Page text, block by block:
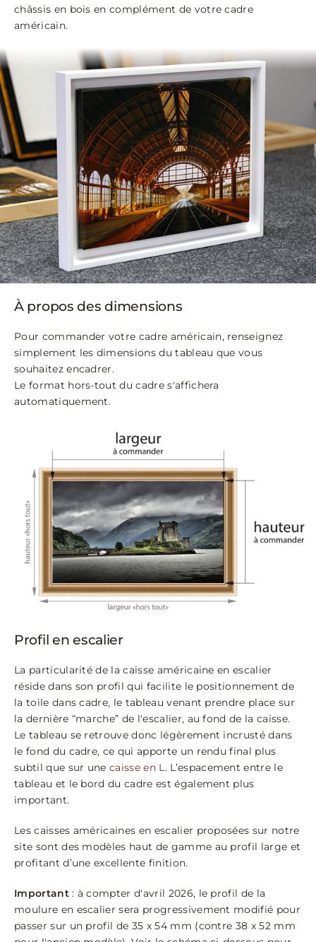
châssis en bois en complément de votre cadre
américain.
À propos des dimensions
Pour commander votre cadre américain, renseignez
simplement les dimensions du tableau que vous
souhaitez encadrer.
Le format hors-tout du cadre s'affichera
automatiquement.
Profil en escalier
La particularité de la caisse américaine en escalier
réside dans son profil qui facilite le positionnement de
la toile dans cadre, le tableau venant prendre place sur
la dernière “marche” de l'escalier, au fond de la caisse.
Le tableau se retrouve donc légèrement incrusté dans
le fond du cadre, ce qui apporte un rendu final plus
subtil que sur unecaisse en L. L’espacement entre le
tableau et le bord du cadre est également plus
important.
Les caisses américaines en escalier proposées sur notre
site sont des modèles haut de gamme au profil large et
profitant d’une excellente finition.
Important: à compter d'avril 2026, le profil de la
moulure en escalier sera progressivement modifié pour
passer sur un profil de 35 x 54 mm (contre 38 x 52 mm